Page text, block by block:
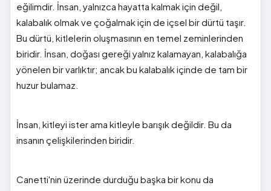
eğilimdir. İnsan, yalnızca hayatta kalmak için değil,
kalabalık olmak ve çoğalmak için de içsel bir dürtü taşır.
Bu dürtü, kitlelerin oluşmasının en temel zeminlerinden
biridir. İnsan, doğası gereği yalnız kalamayan, kalabalığa
yönelen bir varlıktır; ancak bu kalabalık içinde de tam bir
huzur bulamaz.
İnsan, kitleyi ister ama kitleyle barışık değildir. Bu da
insanın çelişkilerinden biridir.
Canetti'nin üzerinde durduğu başka bir konu da